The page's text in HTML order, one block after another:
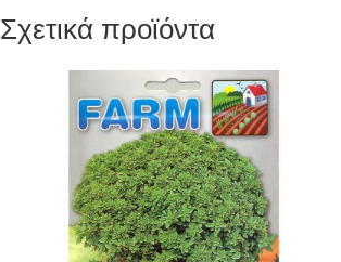
Σχετικά προϊόντα